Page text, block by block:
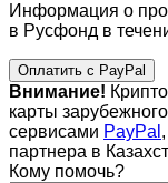
Информация о
в Русфонд в
Оплатить с PayPal
Внимание!
карты
сервисами PayPal ,
партнера в
Кому помочь?